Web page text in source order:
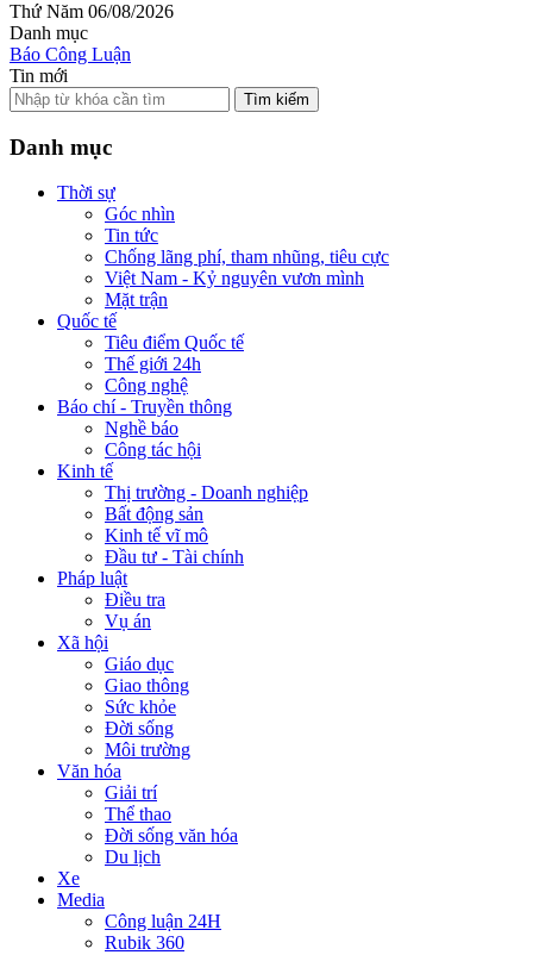
Thứ Năm 06/08/2026
Danh mục
Báo Công Luận
Tin mới
Tìm kiếm
Danh mục
Thời sự
Góc nhìn
Tin tức
Chống lãng phí, tham nhũng, tiêu cực
Việt Nam - Kỷ nguyên vươn mình
Mặt trận
Quốc tế
Tiêu điểm Quốc tế
Thế giới 24h
Công nghệ
Báo chí - Truyền thông
Nghề báo
Công tác hội
Kinh tế
Thị trường - Doanh nghiệp
Bất động sản
Kinh tế vĩ mô
Đầu tư - Tài chính
Pháp luật
Điều tra
Vụ án
Xã hội
Giáo dục
Giao thông
Sức khỏe
Đời sống
Môi trường
Văn hóa
Giải trí
Thể thao
Đời sống văn hóa
Du lịch
Xe
Media
Công luận 24H
Rubik 360